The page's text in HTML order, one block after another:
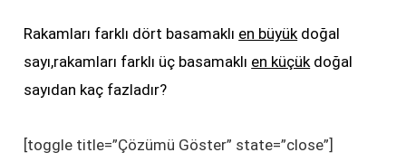
Rakamları farklı dört basamaklı en büyük doğal
sayı,rakamları farklı üç basamaklı en küçük doğal
sayıdan kaç fazladır?
[toggle title=”Çözümü Göster” state=”close”]